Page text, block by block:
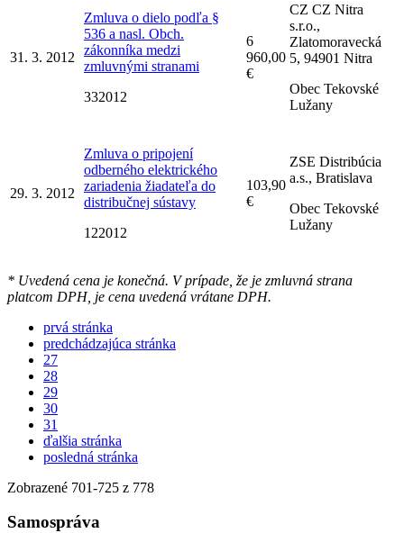
31. 3. 2012
Zmluva o dielo podľa §
536 a nasl. Obch.
zákonníka medzi
zmluvnými stranami
332012
6
960,00
€
CZ CZ Nitra
s.r.o.,
Zlatomoravecká
5, 94901 Nitra
Obec Tekovské
Lužany
29. 3. 2012
Zmluva o pripojení
odberného elektrického
zariadenia žiadateľa do
distribučnej sústavy
122012
103,90
€
ZSE Distribúcia
a.s., Bratislava
Obec Tekovské
Lužany
* Uvedená cena je konečná. V prípade, že je zmluvná strana
platcom DPH, je cena uvedená vrátane DPH.
prvá stránka
predchádzajúca stránka
27
28
29
30
31
ďalšia stránka
posledná stránka
Zobrazené 701-725 z 778
Samospráva